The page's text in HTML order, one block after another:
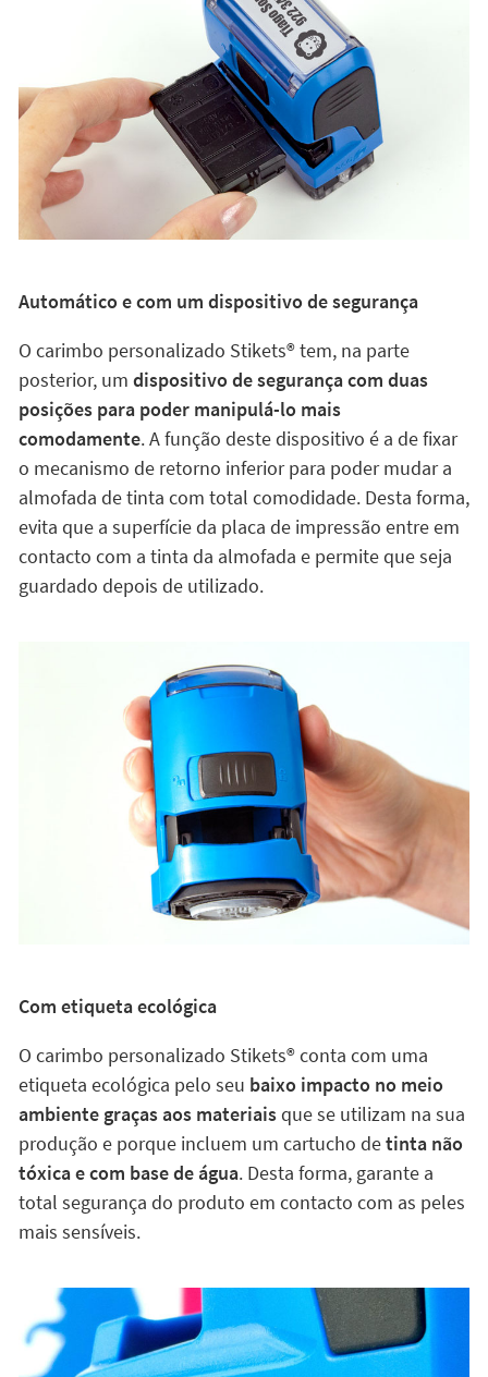
Automático e com um dispositivo de segurança
O carimbo personalizado Stikets®️ tem, na parte
posterior, um dispositivo de segurança com duas
posições para poder manipulá-lo mais
comodamente. A função deste dispositivo é a de fixar
o mecanismo de retorno inferior para poder mudar a
almofada de tinta com total comodidade. Desta forma,
evita que a superfície da placa de impressão entre em
contacto com a tinta da almofada e permite que seja
guardado depois de utilizado.
Com etiqueta ecológica
O carimbo personalizado Stikets®️ conta com uma
etiqueta ecológica pelo seu baixo impacto no meio
ambiente graças aos materiaisque se utilizam na sua
produção e porque incluem um cartucho detinta não
tóxica e com base de água. Desta forma, garante a
total segurança do produto em contacto com as peles
mais sensíveis.